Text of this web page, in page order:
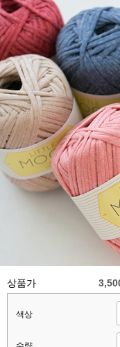
상품가
색상